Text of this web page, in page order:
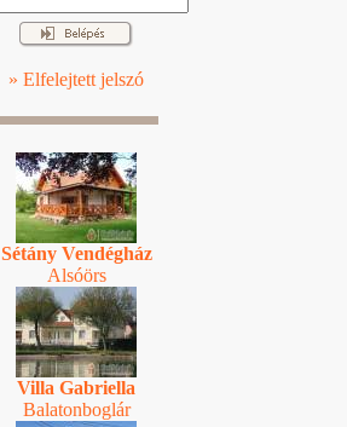
» Elfelejtett jelszó
Sétány Vendégház
Alsóörs
Villa Gabriella
Balatonboglár